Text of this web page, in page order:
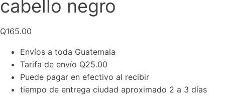
cabello negro
Q165.00
Envíos a toda Guatemala
Tarifa de envío Q25.00
Puede pagar en efectivo al recibir
tiempo de entrega ciudad aproximado 2 a 3 días